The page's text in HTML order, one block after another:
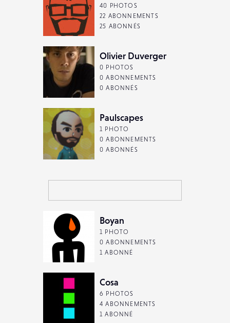
40 PHOTOS
22 ABONNEMENTS
25 ABONNÉS
Olivier Duverger
0 PHOTOS
0 ABONNEMENTS
0 ABONNÉS
Paulscapes
1 PHOTO
0 ABONNEMENTS
0 ABONNÉS
Boyan
1 PHOTO
0 ABONNEMENTS
1 ABONNÉ
Cosa
6 PHOTOS
4 ABONNEMENTS
1 ABONNÉ